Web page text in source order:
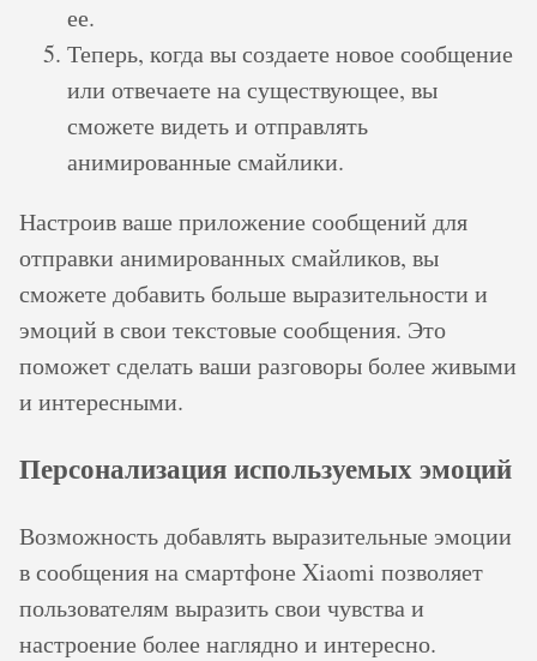
ее.
Теперь, когда вы создаете новое сообщение
или отвечаете на существующее, вы
сможете видеть и отправлять
анимированные смайлики.
Настроив ваше приложение сообщений для
отправки анимированных смайликов, вы
сможете добавить больше выразительности и
эмоций в свои текстовые сообщения. Это
поможет сделать ваши разговоры более живыми
и интересными.
Персонализация используемых эмоций
Возможность добавлять выразительные эмоции
в сообщения на смартфоне Xiaomi позволяет
пользователям выразить свои чувства и
настроение более наглядно и интересно.